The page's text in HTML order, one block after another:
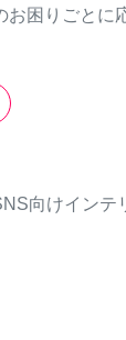
お困りごとに
向けインテ